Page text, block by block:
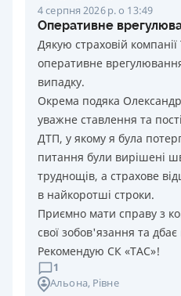
4 серпня 2026 р. о 13:49
Оперативне
Дякую страховій
оперативне
випадку.
Окрема подяка
уважне ставлення та
ДТП, у якому я була
питання були вирішені
труднощів, а страхове
в найкоротші строки.
Приємно мати справу з
свої зобов'язання та дбає
Рекомендую СК «ТАС»!
1
Альона, Рівне